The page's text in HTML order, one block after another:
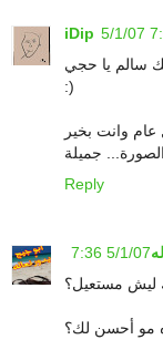
iDip 5/1/07
سالم يا حجي
:)
وانت بخير
جميلة
Reply
ليش مستعيل؟
مو أحسن لك؟